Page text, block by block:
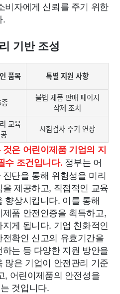
비자에게 신뢰를 주기 위한
.
기반 조성
품목 특별 지원 사항
불법 제품 판매 페이지
삭제 조치
교육
시험검사 주기 연장
은 어린이제품 기업의 지
수 조건입니다. 정부는 어
단을 통해 위험성을 미리
제공하고, 직접적인 교육
향상시킵니다. 이를 통해
품 안전인증을 획득하고,
게 됩니다. 기업 친화적인
확인 신고의 유효기간을
는 등 다양한 지원 방안을
많은 기업이 안전관리 기준
, 어린이제품의 안전성을
것입니다.